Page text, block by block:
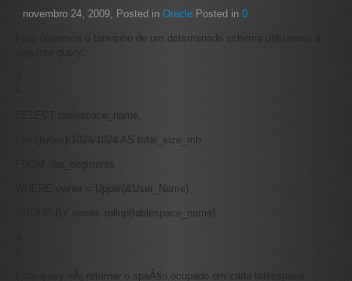
novembro 24, 2009, Posted in OraclePosted in 0
Para obtermos o tamanho de um determinado schema utilizamos a
seguinte query:
SELECT tablespace_name,
Sum(bytes)/1024/1024 AS total_size_mb
FROM dba_segments
WHERE owner = Upper(&User_Name)
GROUP BY owner, rollup(tablespace_name)
Esta query irÃ¡ retornar o spaÃ§o ocupado em cada tablespace.